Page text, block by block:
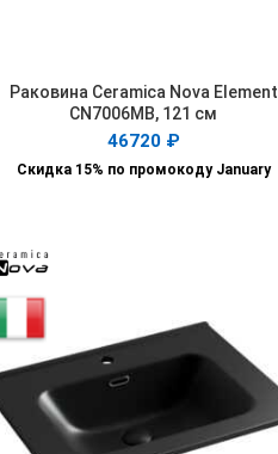
В КОРЗИНУ
Раковина Ceramica Nova Element
CN7006MB, 121 см
46720 ₽
Скидка 15% по промокоду January